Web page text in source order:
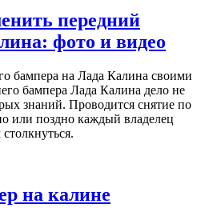
передний
фото и видео
бампера на Лада Калина своими
бампера Лада Калина дело не
знаний. Проводится снятие по
или поздно каждый владелец
на калине